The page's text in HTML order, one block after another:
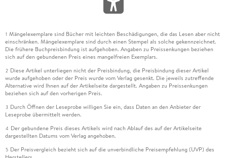
1 Mängelexemplare sind Bücher mit leichten Beschädigungen, die das Lesen aber nicht
einschränken. Mängelexemplare sind durch einen Stempel als solche gekennzeichnet.
Die frühere Buchpreisbindung ist aufgehoben. Angaben zu Preissenkungen beziehen
sich auf den gebundenen Preis eines mangelfreien Exemplars.
2 Diese Artikel unterliegen nicht der Preisbindung, die Preisbindung dieser Artikel
wurde aufgehoben oder der Preis wurde vom Verlag gesenkt. Die jeweils zutreffende
Alternative wird Ihnen auf der Artikelseite dargestellt. Angaben zu Preissenkungen
beziehen sich auf den vorherigen Preis.
3 Durch Öffnen der Leseprobe willigen Sie ein, dass Daten an den Anbieter der
Leseprobe übermittelt werden.
4 Der gebundene Preis dieses Artikels wird nach Ablauf des auf der Artikelseite
dargestellten Datums vom Verlag angehoben.
5 Der Preisvergleich bezieht sich auf die unverbindliche Preisempfehlung (UVP) des